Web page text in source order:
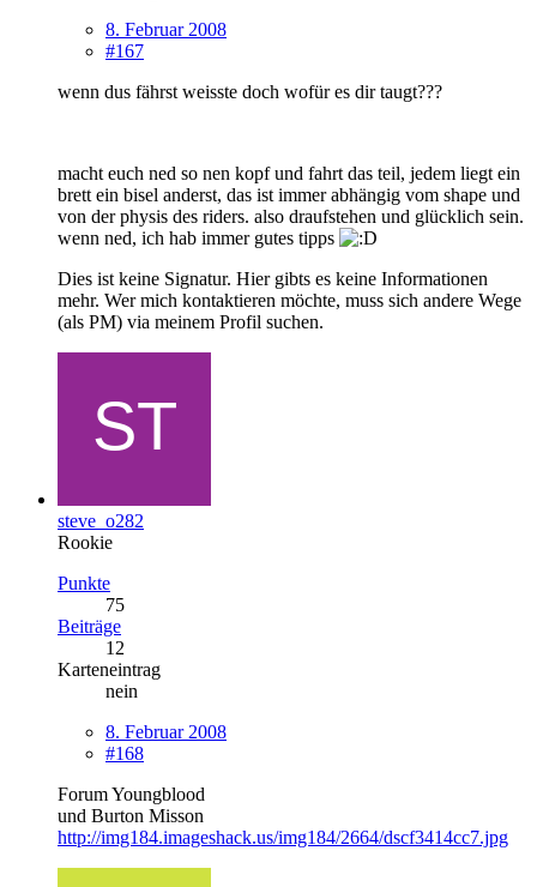
8. Februar 2008
#167
wenn dus fährst weisste doch wofür es dir taugt???
macht euch ned so nen kopf und fahrt das teil, jedem liegt ein
brett ein bisel anderst, das ist immer abhängig vom shape und
von der physis des riders. also draufstehen und glücklich sein.
wenn ned, ich hab immer gutes tipps
Dies ist keine Signatur. Hier gibts es keine Informationen
mehr. Wer mich kontaktieren möchte, muss sich andere Wege
(als PM) via meinem Profil suchen.
steve_o282
Rookie
Punkte
75
Beiträge
12
Karteneintrag
nein
8. Februar 2008
#168
Forum Youngblood
und Burton Misson
http://img184.imageshack.us/img184/2664/dscf3414cc7.jpg